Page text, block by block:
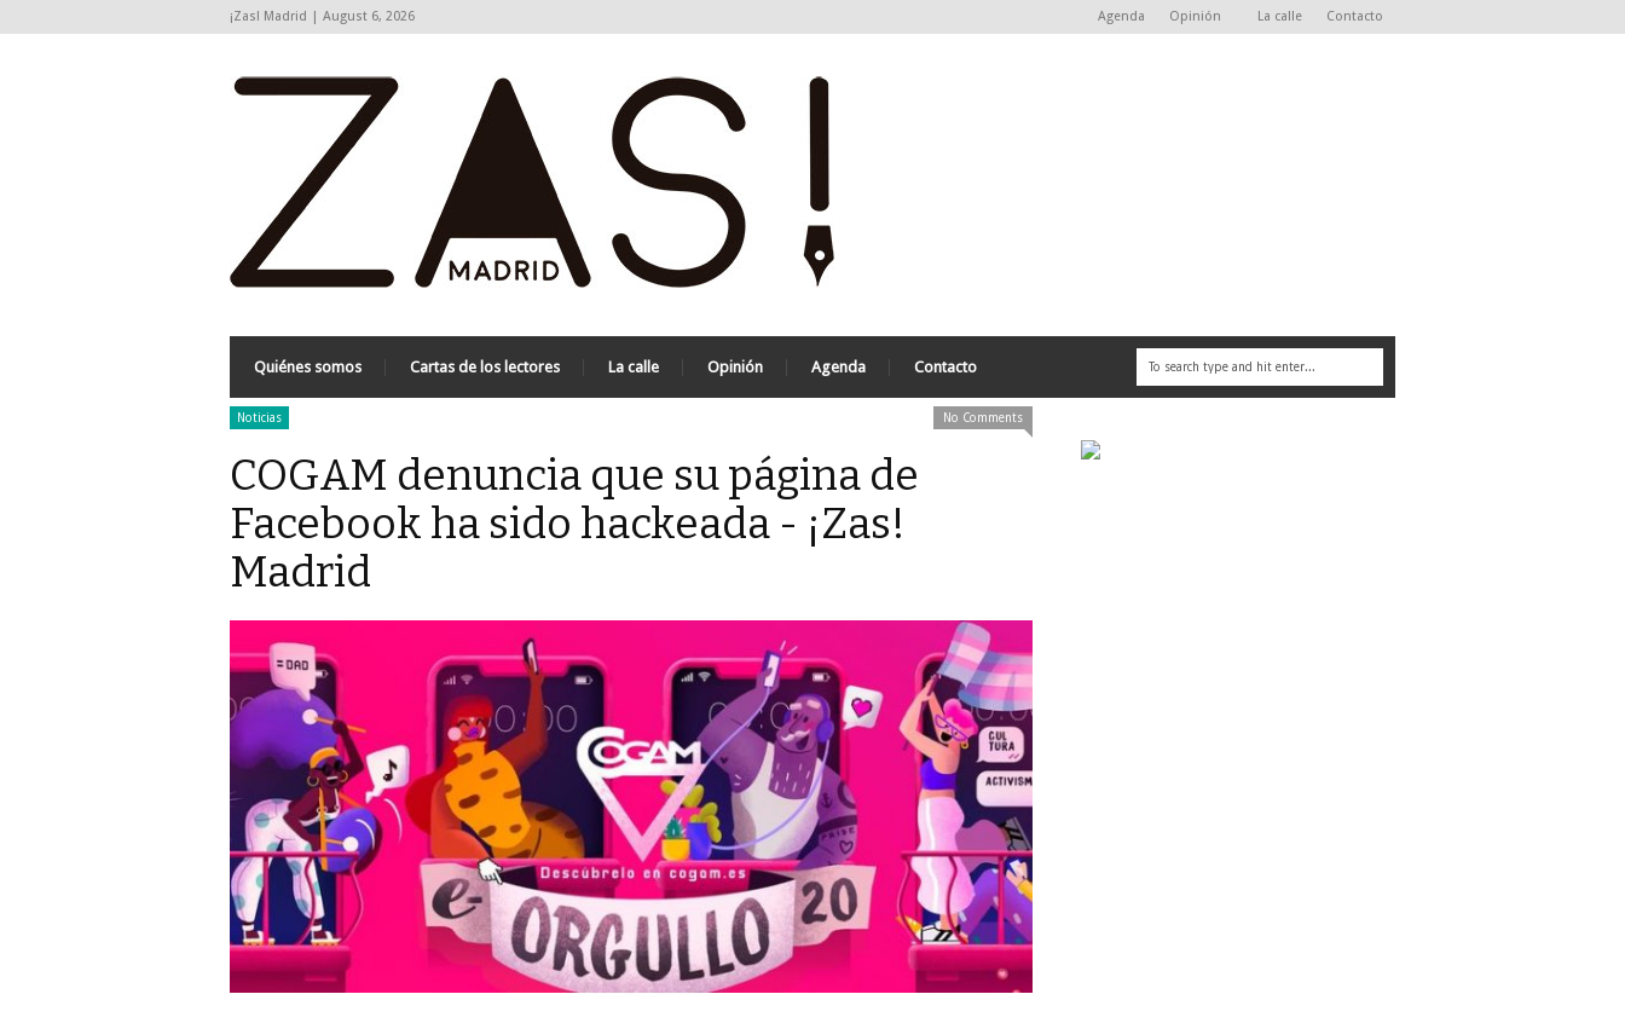
¡Zas! Madrid | August 6, 2026 Agenda Opinión La calle Contacto
Quiénes somos Cartas de los lectores La calle Opinión Agenda Contacto
Noticias No Comments
COGAM denuncia que su página de
Facebook ha sido hackeada - ¡Zas!
Madrid